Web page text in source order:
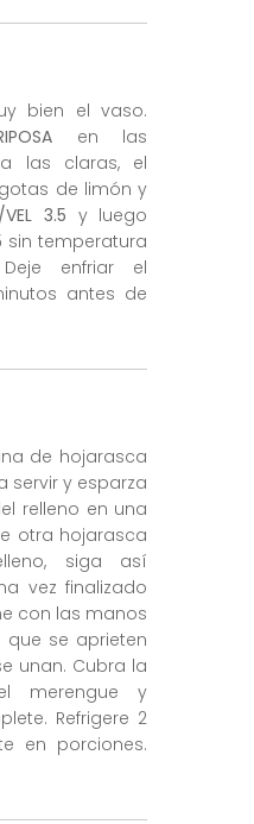
bien el vaso.
en las
las claras, el
de limón y
3.5 y luego
sin temperatura
enfriar el
antes de
de hojarasca
servir y esparza
relleno en una
otra hojarasca
siga así
vez finalizado
con las manos
se aprieten
unan. Cubra la
merengue y
Refrigere 2
en porciones.